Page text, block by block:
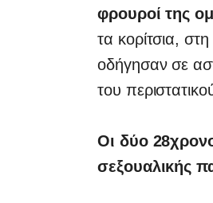
φρουροί της
τα κορίτσια,
οδήγησαν σε
του
Οι δύο
σεξουαλικής